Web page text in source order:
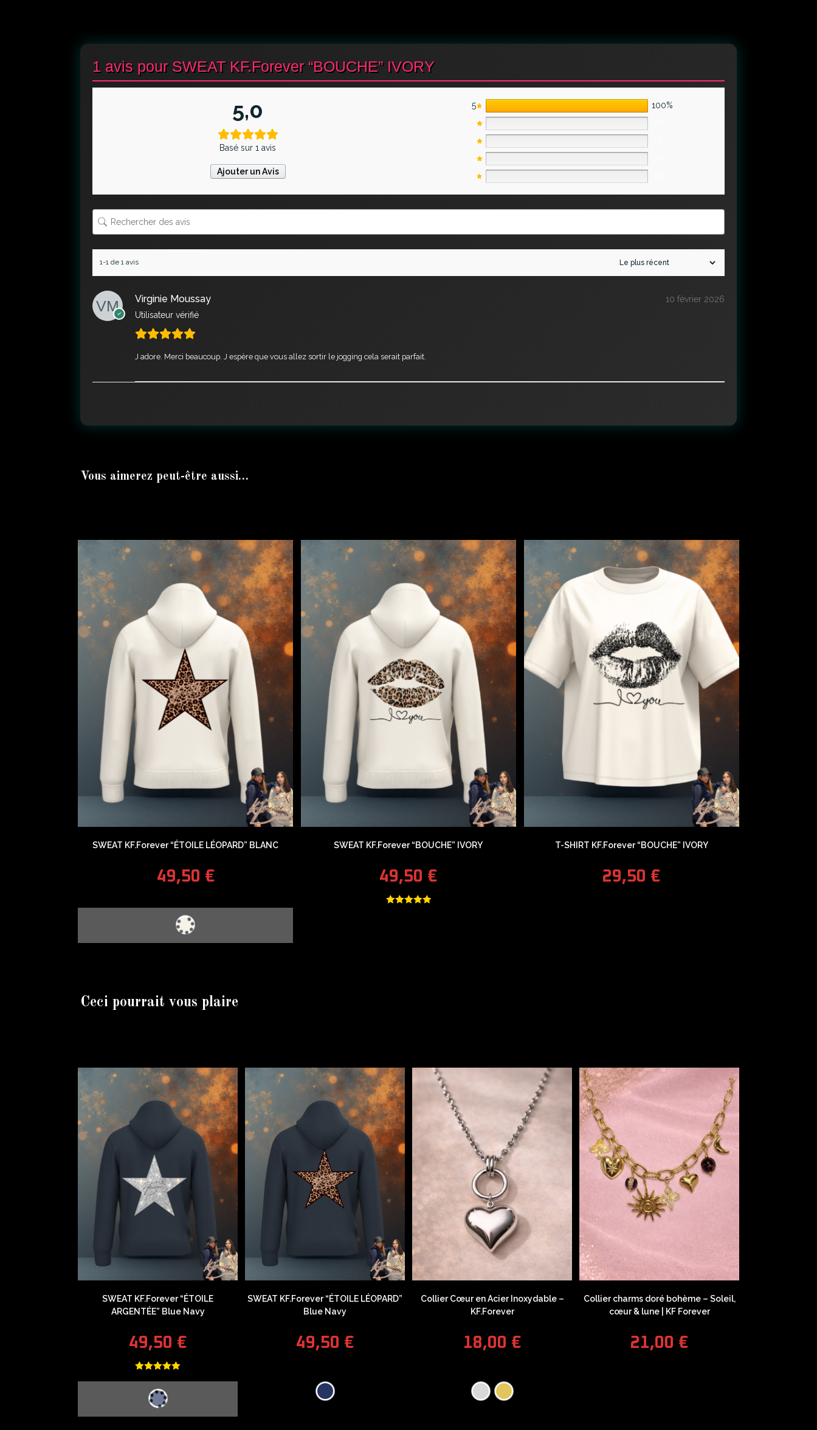
1 avis pour SWEAT KF.Forever “BOUCHE” IVORY
5,0
Basé sur 1 avis
Ajouter un Avis
5
100%
4
3
2
1-1 de 1 avis
Virginie Moussay
Utilisateur vérifié
10 février 2026
J adore. Merci beaucoup. J espère que vous allez sortir le jogging cela serait parfait.
Vous aimerez peut-être aussi…
SWEAT KF.Forever “ÉTOILE LÉOPARD” BLANC
49,50 €
SWEAT KF.Forever “BOUCHE” IVORY
49,50 €
T-SHIRT KF.Forever “BOUCHE” IVORY
29,50 €
SWEAT KF.Forever “ÉTOILE
ARGENTÉE” Blue Navy
49,50 €
sur 5
SWEAT KF.Forever “ÉTOILE LÉOPARD”
Blue Navy
49,50 €
Collier Cœur en Acier Inoxydable –
KF.Forever
18,00 €
Collier charms doré bohème – Soleil,
cœur & lune | KF Forever
21,00 €